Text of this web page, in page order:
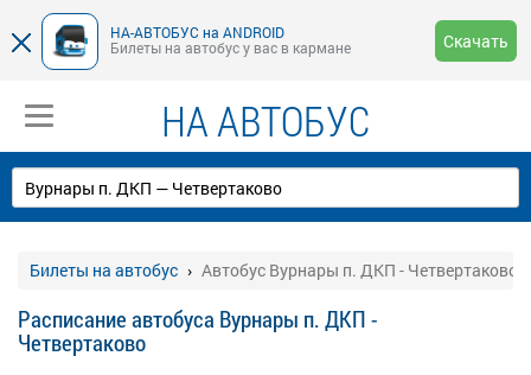
НА-АВТОБУС на ANDROID
Билеты на автобус у вас в кармане
Скачать
НА АВТОБУС
Билеты на автобус Автобус Вурнары п. ДКП - Четвертаково
Расписание автобуса Вурнары п. ДКП -
Четвертаково